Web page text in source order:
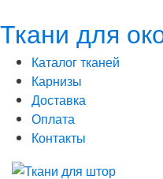
Ткани для
Каталог тканей
Карнизы
Доставка
Оплата
Контакты